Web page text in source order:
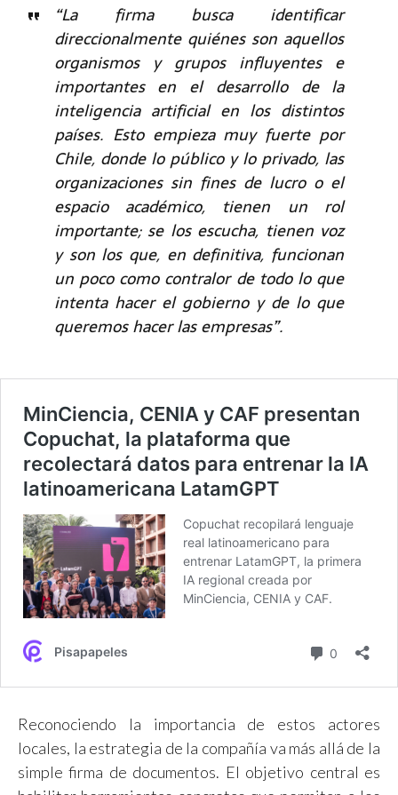
“La firma busca identificar
direccionalmente quiénes son aquellos
organismos y grupos influyentes e
importantes en el desarrollo de la
inteligencia artificial en los distintos
países. Esto empieza muy fuerte por
Chile, donde lo público y lo privado, las
organizaciones sin fines de lucro o el
espacio académico, tienen un rol
importante; se los escucha, tienen voz
y son los que, en definitiva, funcionan
un poco como contralor de todo lo que
intenta hacer el gobierno y de lo que
queremos hacer las empresas”.
Reconociendo la importancia de estos actores
locales, la estrategia de la compañía va más allá de la
simple firma de documentos. El objetivo central es